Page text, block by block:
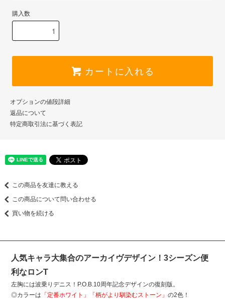
購入数
カートに入れる
オプションの値段詳細
返品について
特定商取引法に基づく表記
この商品を友達に教える
この商品について問い合わせる
買い物を続ける
人気キャラ大集合のアーカイヴデザイン！3シーズン便
利なロンT
左胸には波乗りデニス！P.O.B.10周年記念デザインの復刻版。
◎カラーは 「定番ホワイト」「柄がより馴染むストーン」の2色！